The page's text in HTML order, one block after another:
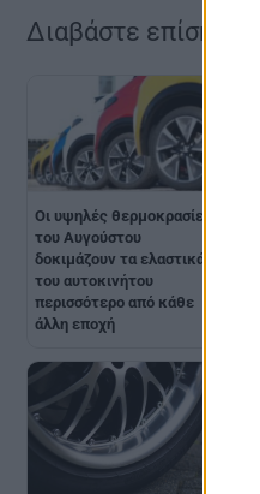
Διαβάστε επίσης
Οι υψηλές θερμοκρασίες
του Αυγούστου
δοκιμάζουν τα ελαστικά
του αυτοκινήτου
περισσότερο από κάθε
άλλη εποχή